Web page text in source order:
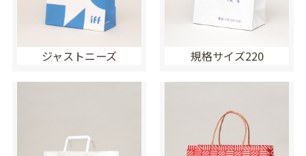
ジャストニーズ 規格サイズ220